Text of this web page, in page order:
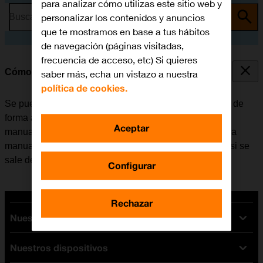
Busca por problema o tema
Cómo seleccionar una red
Se puede configurar el móvil para que busque una red de
forma automática o se puede seleccionar una red
manualmente. En caso de seleccionar una red de forma
manual, puede ocurrir que el móvil pierda la conexión si se
sale del área de cobertura de la red seleccionada.
Nuestras tarifas
Tarifas Orange
Nuestros dispositivos
para analizar cómo utilizas este sitio web y
personalizar los contenidos y anuncios
que te mostramos en base a tus hábitos
de navegación (páginas visitadas,
frecuencia de acceso, etc) Si quieres
saber más, echa un vistazo a nuestra
política de cookies.
Configurar
Rechazar
Aceptar